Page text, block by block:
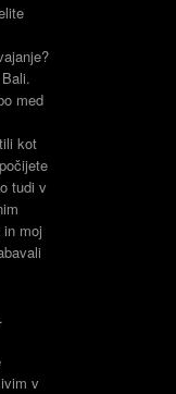
med
kot
tudi v
moj
v